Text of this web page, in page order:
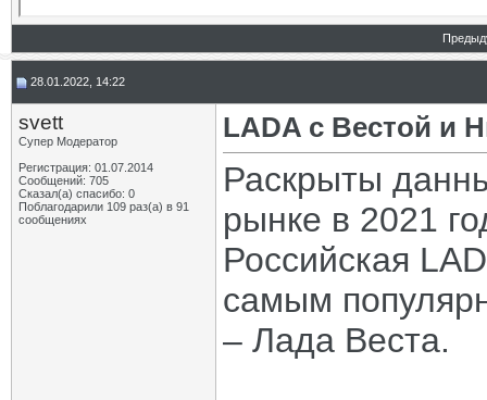
28.01.2022, 14:22
svett
Супер Модератор
Регистрация: 01.07.2014
Сообщений: 705
Сказал(а) спасибо: 0
Поблагодарили 109 раз(а) в 91
сообщениях
LADA с Вестой и
Раскрыты
рынке в 2021
Российская
самым
– Лада Веста.